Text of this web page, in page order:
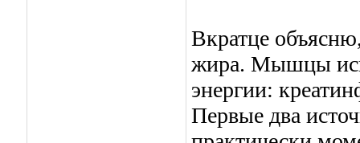
Вкратце
жира. Мышцы
энергии:
Первые два